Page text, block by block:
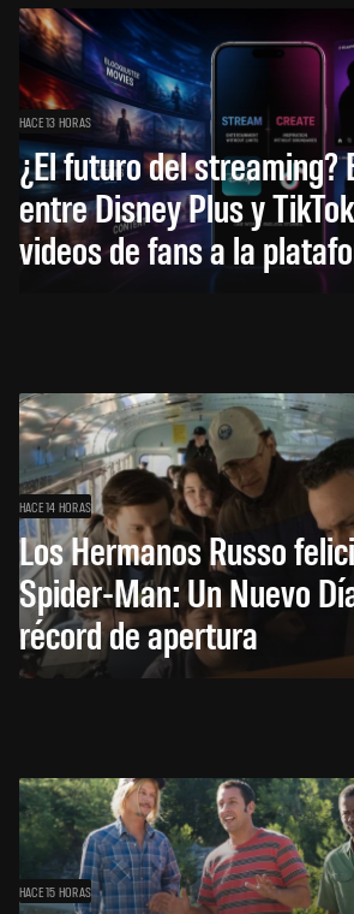
HACE 13 HORAS
¿El futuro del streaming?
entre Disney Plus y
videos de fans a la
HACE 14 HORAS
Los Hermanos Russo
Spider-Man: Un Nuevo
récord de apertura
HACE 15 HORAS